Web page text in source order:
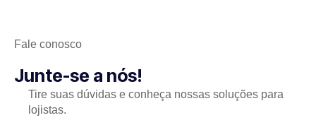
Fale conosco
Junte-se a nós!
Tire suas dúvidas e conheça nossas soluções para
lojistas.